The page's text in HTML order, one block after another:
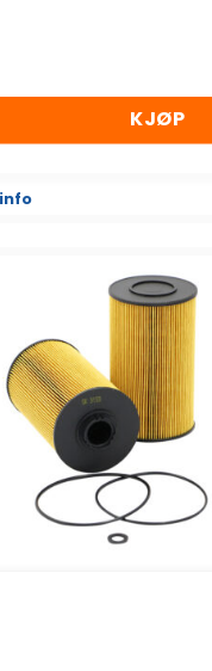
SK3155 antall
KJØP